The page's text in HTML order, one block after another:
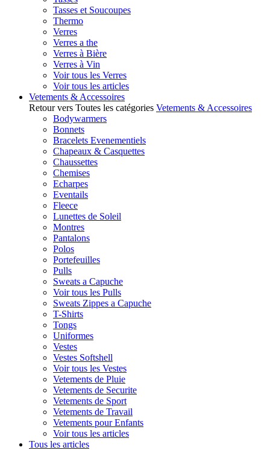
Tasses et Soucoupes
Thermo
Verres
Verres a the
Verres à Bière
Verres à Vin
Voir tous les Verres
Voir tous les articles
Vetements & Accessoires
Retour vers Toutes les catégories Vetements & Accessoires
Bodywarmers
Bonnets
Bracelets Evenementiels
Chapeaux & Casquettes
Chaussettes
Chemises
Echarpes
Eventails
Fleece
Lunettes de Soleil
Montres
Pantalons
Polos
Portefeuilles
Pulls
Sweats a Capuche
Voir tous les Pulls
Sweats Zippes a Capuche
T-Shirts
Tongs
Uniformes
Vestes
Vestes Softshell
Voir tous les Vestes
Vetements de Pluie
Vetements de Securite
Vetements de Sport
Vetements de Travail
Vetements pour Enfants
Voir tous les articles
Tous les articles